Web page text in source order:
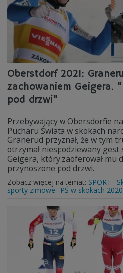
Oberstdorf 2021:
zachowaniem Geigera.
pod drzwi"
Przebywający w Obersdorfie
Pucharu Świata w skokach
Granerud przyznał, że w tym
otrzymał niespodziewany gest
Geigera, który zaoferował mu
przynoszone pod drzwi.
Zobacz więcej na temat: SPORT
sporty zimowe
PŚ w skokach